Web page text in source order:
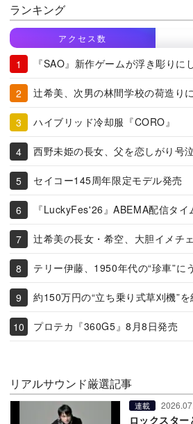
ランキング
アクセス数
『SAO』新作ゲームが浮き彫りに
辻希美、次男の林間学校の荷造り
ハイブリッド冷却服『CORO』
西野未姫の長女、父を恋しがり号泣
セイコー145周年限定モデル発売
『LuckyFes'26』ABEMA配信タ
辻希美の長女・希空、大胆イメチ
テリー伊藤、1950年代の“珍車”に
約150万円の“立ち乗り式草刈機”を
プロテカ『360G5』8月8日発売
リアルサウンド厳選記事
連載
ロックスタ